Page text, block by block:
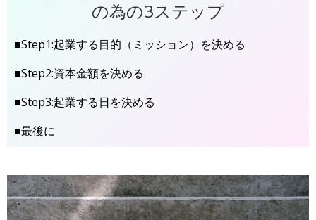
の為の3ステップ
■Step1:起業する目的（ミッション）を決める
■Step2:資本金額を決める
■Step3:起業する日を決める
■最後に